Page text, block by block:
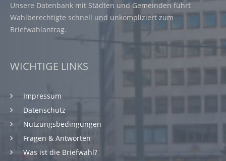
Unsere Datenbank mit Städten und Gemeinden führt
Wahlberechtigte schnell und unkompliziert zum
Briefwahlantrag.
WICHTIGE LINKS
Impressum
Datenschutz
Nutzungsbedingungen
Fragen & Antworten
Was ist die Briefwahl?